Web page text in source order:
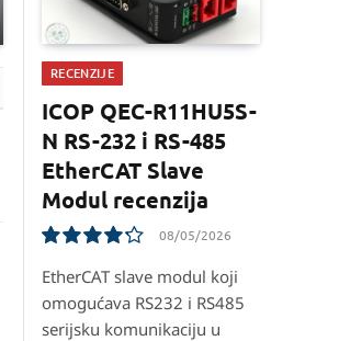
RECENZIJE
ICOP QEC-R11HU5S-
N RS-232 i RS-485
EtherCAT Slave
Modul recenzija
8.5
08/05/2026
EtherCAT slave modul koji
omogućava RS232 i RS485
serijsku komunikaciju u